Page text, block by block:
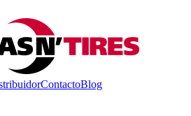
ContactoBlog